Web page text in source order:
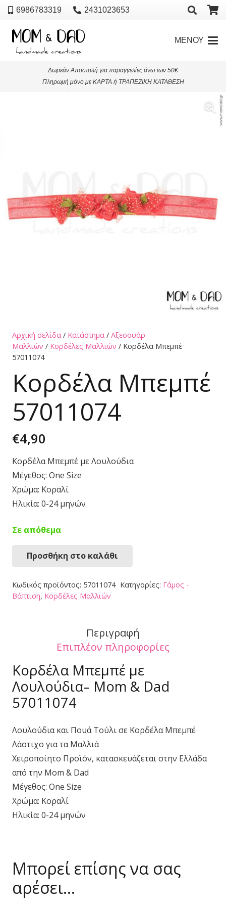
6986783319 2431023653
ΜΕΝΟΥ
Δωρεάν Αποστολή για παραγγελίες άνω των 50€
Πληρωμή μόνο με ΚΑΡΤΑ ή ΤΡΑΠΕΖΙΚΗ ΚΑΤΑΘΕΣΗ
Αρχική σελίδα / Κατάστημα / Αξεσουάρ
Μαλλιών / Κορδέλες Μαλλιών / Κορδέλα Μπεμπέ
57011074
Κορδέλα Μπεμπέ
57011074
€4,90
Κορδέλα Μπεμπέ με Λουλούδια
Μέγεθος: One Size
Χρώμα: Κοραλί
Ηλικία: 0-24 μηνών
Σε απόθεμα
Κορδέλα
57011074
Προσθήκη στο καλάθι
Κωδικός προϊόντος: 57011074 Κατηγορίες: Γάμος -
Βάπτιση, Κορδέλες Μαλλιών
Περιγραφή
Επιπλέον πληροφορίες
Κορδέλα Μπεμπέ με
Λουλούδια– Mom & Dad
57011074
Λουλούδια και Πουά Τούλι σε Κορδέλα Μπεμπέ
Λάστιχο για τα Μαλλιά
Χειροποίητο Προϊόν, κατασκευάζεται στην Ελλάδα
από την Mom & Dad
Μέγεθος: One Size
Χρώμα: Κοραλί
Ηλικία: 0-24 μηνών
Μπορεί επίσης να σας
αρέσει…